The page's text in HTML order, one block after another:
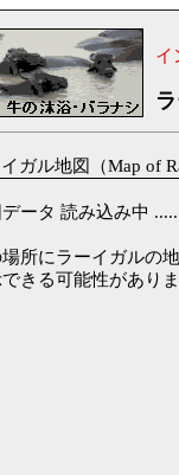
イ
ガル地図（Map of
ータ 読み込み中 .....
場所にラーイガルの
きる可能性があり